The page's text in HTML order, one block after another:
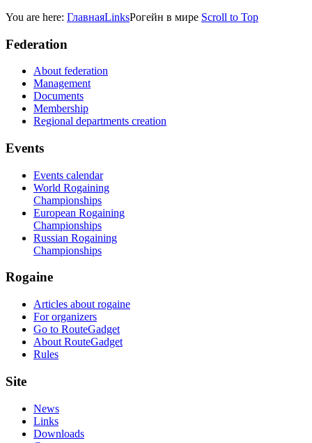
You are here: ГлавнаяLinksРогейн в мире Scroll to Top
Federation
About federation
Management
Documents
Membership
Regional departments creation
Events
Events calendar
World Rogaining
Championships
European Rogaining
Championships
Russian Rogaining
Championships
Rogaine
Articles about rogaine
For organizers
Go to RouteGadget
About RouteGadget
Rules
Site
News
Links
Downloads